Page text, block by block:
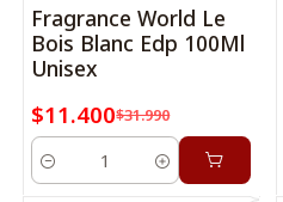
Fragrance World Le
Bois Blanc Edp 100Ml
Unisex
$11.400$31.990
Cantidad